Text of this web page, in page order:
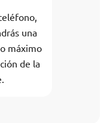
una
máximo
de la